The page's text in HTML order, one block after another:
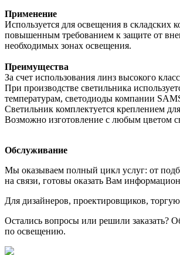
Применение
Используется для освещения в складских
повышенным требованием к защите от
необходимых зонах освещения.
Преимущества
За счет использования линз высокого
При производстве светильника
температурам, светодиоды компании
Светильник комплектуется креплением
Возможно изготовление с любым цветом
Обслуживание
Мы оказываем полный цикл услуг: от
на связи, готовы оказать Вам
Для дизайнеров, проектировщиков,
Остались вопросы или решили заказать?
по освещению.